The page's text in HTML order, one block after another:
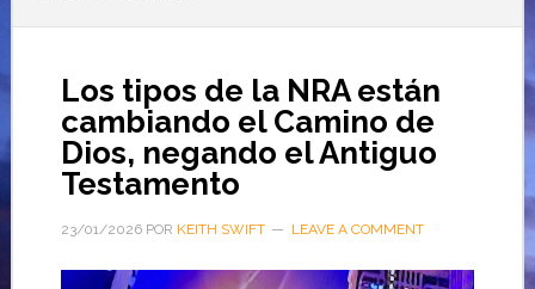
Los tipos de la NRA están
cambiando el Camino de
Dios, negando el Antiguo
Testamento
23/01/2026POR KEITH SWIFT LEAVE A COMMENT